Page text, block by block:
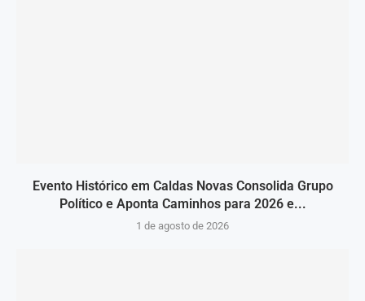
Evento Histórico em Caldas Novas Consolida Grupo
Político e Aponta Caminhos para 2026 e...
1 de agosto de 2026